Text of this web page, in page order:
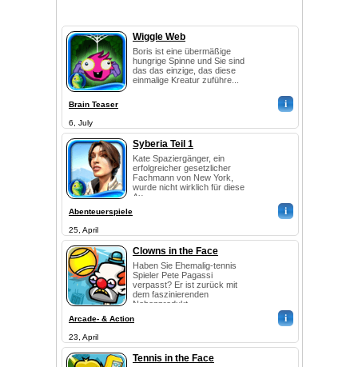
Wiggle Web
Boris ist eine übermäßige
hungrige Spinne und Sie sind
das das einzige, das diese
einmalige Kreatur zuführe...
Brain Teaser i
6, July
Syberia Teil 1
Kate Spaziergänger, ein
erfolgreicher gesetzlicher
Fachmann von New York,
wurde nicht wirklich für diese
Au...
Abenteuerspiele i
25, April
Clowns in the Face
Haben Sie Ehemalig-tennis
Spieler Pete Pagassi
verpasst? Er ist zurück mit
dem faszinierenden
Nebenprodukt ...
Arcade- & Action i
23, April
Tennis in the Face